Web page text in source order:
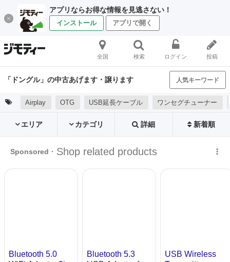
アプリならお得な情報を見逃さない！
インストール アプリで開く
全国 検索 ログイン 投稿
「ドングル」の中古あげます・譲ります 人気キーワード
Airplay OTG USB延長ケーブル ワンセグチューナー
エリア カテゴリ 詳細 新着順